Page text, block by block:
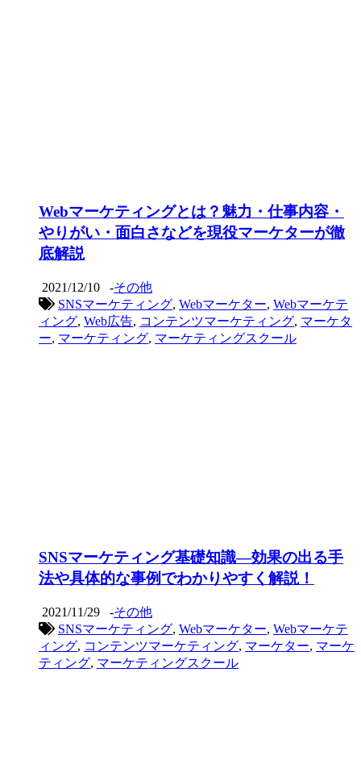
Webマーケティングとは？魅力・仕事内容・
やりがい・面白さなどを現役マーケターが徹
底解説
2021/12/10 -その他
SNSマーケティング, Webマーケター, Webマーケテ
ィング, Web広告, コンテンツマーケティング, マーケタ
ー, マーケティング, マーケティングスクール
SNSマーケティング基礎知識―効果の出る手
法や具体的な事例でわかりやすく解説！
2021/11/29 -その他
SNSマーケティング, Webマーケター, Webマーケテ
ィング, コンテンツマーケティング, マーケター, マーケ
ティング, マーケティングスクール